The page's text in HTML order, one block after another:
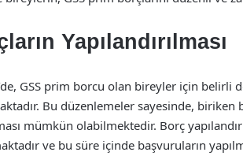
Yapılandırılması
GSS prim borcu olan bireyler için belirli
Bu düzenlemeler sayesinde, biriken
mümkün olabilmektedir. Borç
ve bu süre içinde başvuruların